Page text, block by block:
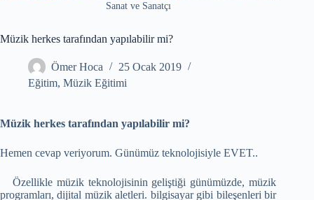
Sanat ve Sanatçı
Müzik herkes tarafından yapılabilir mi?
Ömer Hoca
25 Ocak 2019
Eğitim, Müzik Eğitimi
Müzik herkes tarafından yapılabilir mi?
Hemen cevap veriyorum. Günümüz teknolojisiyle EVET..
Özellikle müzik teknolojisinin geliştiği günümüzde, müzik
programları, dijital müzik aletleri. bilgisayar gibi bileşenleri bir